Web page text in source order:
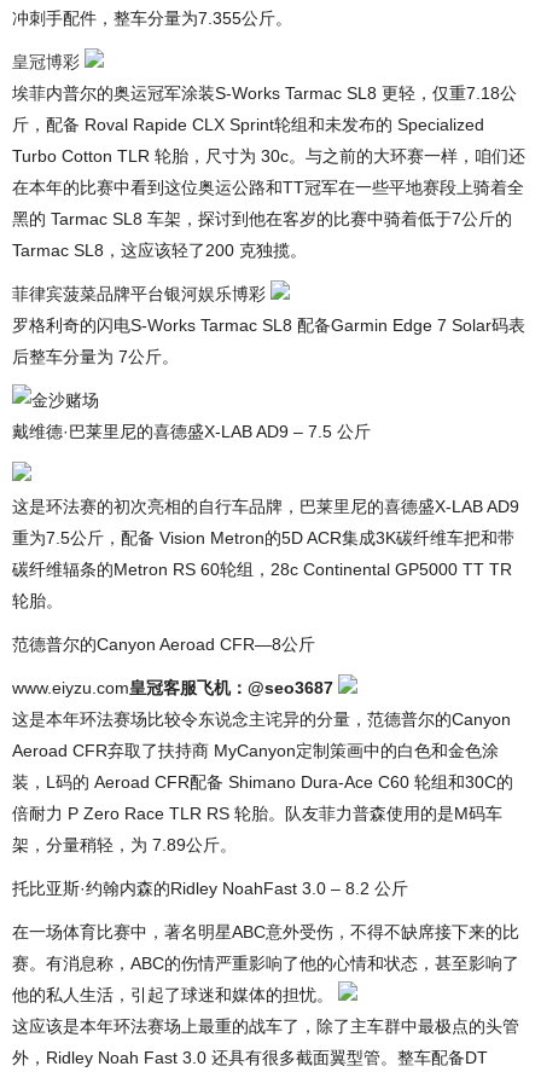
冲刺手配件，整车分量为7.355公斤。
皇冠博彩
埃菲内普尔的奥运冠军涂装S-Works Tarmac SL8 更轻，仅重7.18公
斤，配备 Roval Rapide CLX Sprint轮组和未发布的 Specialized
Turbo Cotton TLR 轮胎，尺寸为 30c。与之前的大环赛一样，咱们还
在本年的比赛中看到这位奥运公路和TT冠军在一些平地赛段上骑着全
黑的 Tarmac SL8 车架，探讨到他在客岁的比赛中骑着低于7公斤的
Tarmac SL8，这应该轻了200 克独揽。
菲律宾菠菜品牌平台银河娱乐博彩
罗格利奇的闪电S-Works Tarmac SL8 配备Garmin Edge 7 Solar码表
后整车分量为 7公斤。
戴维德·巴莱里尼的喜德盛X-LAB AD9 – 7.5 公斤
这是环法赛的初次亮相的自行车品牌，巴莱里尼的喜德盛X-LAB AD9
重为7.5公斤，配备 Vision Metron的5D ACR集成3K碳纤维车把和带
碳纤维辐条的Metron RS 60轮组，28c Continental GP5000 TT TR
轮胎。
范德普尔的Canyon Aeroad CFR—8公斤
www.eiyzu.com皇冠客服飞机：@seo3687
这是本年环法赛场比较令东说念主诧异的分量，范德普尔的Canyon
Aeroad CFR弃取了扶持商 MyCanyon定制策画中的白色和金色涂
装，L码的 Aeroad CFR配备 Shimano Dura-Ace C60 轮组和30C的
倍耐力 P Zero Race TLR RS 轮胎。队友菲力普森使用的是M码车
架，分量稍轻，为 7.89公斤。
托比亚斯·约翰内森的Ridley NoahFast 3.0 – 8.2 公斤
在一场体育比赛中，著名明星ABC意外受伤，不得不缺席接下来的比
赛。有消息称，ABC的伤情严重影响了他的心情和状态，甚至影响了
他的私人生活，引起了球迷和媒体的担忧。
这应该是本年环法赛场上最重的战车了，除了主车群中最极点的头管
外，Ridley Noah Fast 3.0 还具有很多截面翼型管。整车配备DT